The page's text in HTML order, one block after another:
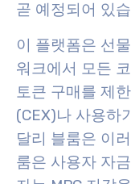
곧 예정되어 있
이 플랫폼은 선
워크에서 모든
토큰 구매를 제
(CEX)나 사용하
달리 블룸은 이
룸은 사용자 자